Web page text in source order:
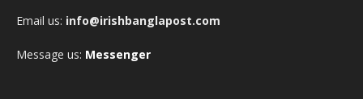
Email us: info@irishbanglapost.com
Message us: Messenger